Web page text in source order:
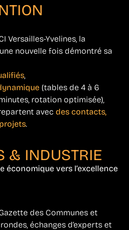
Versailles-Yvelines, la
nouvelle fois démontré sa
,
(tables de 4 à 6
rotation optimisée),
avecdes contacts,
.
& INDUSTRIE
économique vers l’excellence
des Communes et
échanges d’experts et